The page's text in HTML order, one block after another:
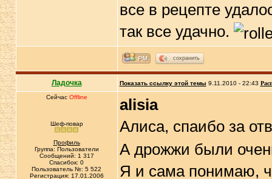
все в рецепте
так все удачно.
сохранить
Ладочка Показать ссылку этой темы 9.11.2010 - 22:43
Сейчас Offline
Шеф-повар
Профиль
Группа: Пользователи
Сообщений: 1 317
Спасибок: 0
Пользователь №: 5 522
Регистрация: 17.01.2006
alisia
Алиса, спаибо за
А дрожжи были
Я и сама понимаю,